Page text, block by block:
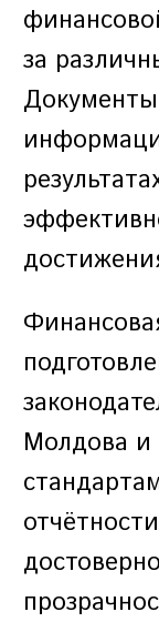
за
Молдова
КОД
ПАРОЛЬ